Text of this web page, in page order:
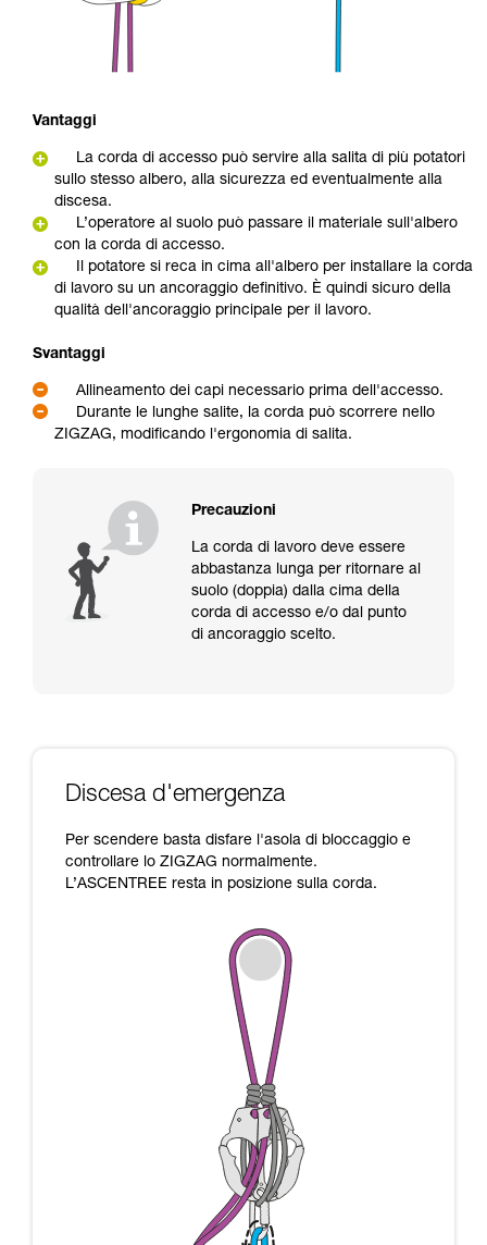
Vantaggi
La corda di accesso può servire alla salita di più potatori
sullo stesso albero, alla sicurezza ed eventualmente alla
discesa.
L’operatore al suolo può passare il materiale sull'albero
con la corda di accesso.
Il potatore si reca in cima all'albero per installare la corda
di lavoro su un ancoraggio definitivo. È quindi sicuro della
qualità dell'ancoraggio principale per il lavoro.
Svantaggi
Allineamento dei capi necessario prima dell'accesso.
Durante le lunghe salite, la corda può scorrere nello
ZIGZAG, modificando l'ergonomia di salita.
Precauzioni
La corda di lavoro deve essere
abbastanza lunga per ritornare al
suolo (doppia) dalla cima della
corda di accesso e/o dal punto
di ancoraggio scelto.
Discesa d'emergenza
Per scendere basta disfare l'asola di bloccaggio e
controllare lo ZIGZAG normalmente.
L’ASCENTREE resta in posizione sulla corda.